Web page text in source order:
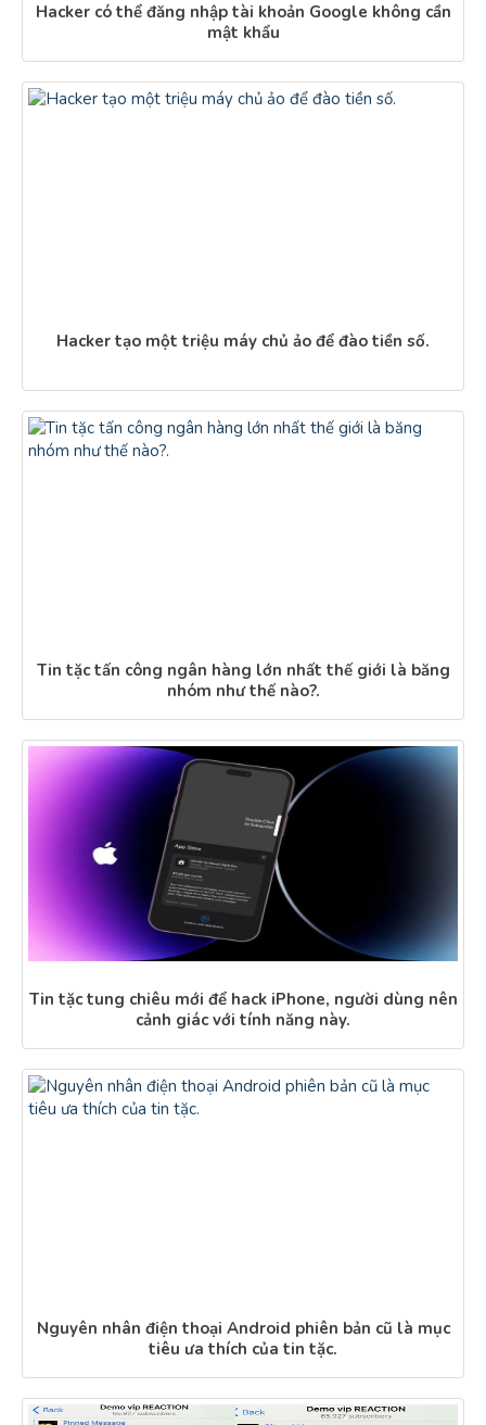
Hacker có thể đăng nhập tài khoản Google không cần
mật khẩu
Hacker tạo một triệu máy chủ ảo để đào tiền số.
Tin tặc tấn công ngân hàng lớn nhất thế giới là băng
nhóm như thế nào?.
Tin tặc tung chiêu mới để hack iPhone, người dùng nên
cảnh giác với tính năng này.
Nguyên nhân điện thoại Android phiên bản cũ là mục
tiêu ưa thích của tin tặc.